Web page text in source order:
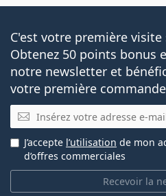
C'est votre première
Obtenez 50 points bonus
notre newsletter et
votre première
E-mail
Recevoir la
J’accepte l’utilisation de mon
d’offres commerciales